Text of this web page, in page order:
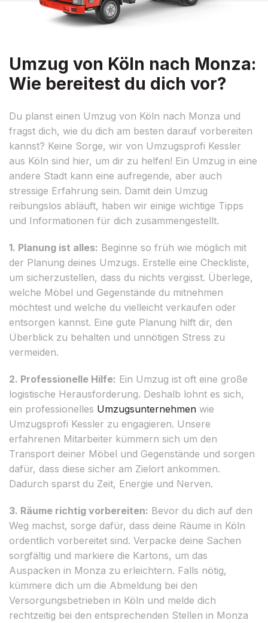
Umzug von Köln nach Monza:
Wie bereitest du dich vor?
Du planst einen Umzug von Köln nach Monza und
fragst dich, wie du dich am besten darauf vorbereiten
kannst? Keine Sorge, wir von Umzugsprofi Kessler
aus Köln sind hier, um dir zu helfen! Ein Umzug in eine
andere Stadt kann eine aufregende, aber auch
stressige Erfahrung sein. Damit dein Umzug
reibungslos abläuft, haben wir einige wichtige Tipps
und Informationen für dich zusammengestellt.
1. Planung ist alles: Beginne so früh wie möglich mit
der Planung deines Umzugs. Erstelle eine Checkliste,
um sicherzustellen, dass du nichts vergisst. Überlege,
welche Möbel und Gegenstände du mitnehmen
möchtest und welche du vielleicht verkaufen oder
entsorgen kannst. Eine gute Planung hilft dir, den
Überblick zu behalten und unnötigen Stress zu
vermeiden.
2. Professionelle Hilfe: Ein Umzug ist oft eine große
logistische Herausforderung. Deshalb lohnt es sich,
ein professionelles Umzugsunternehmen wie
Umzugsprofi Kessler zu engagieren. Unsere
erfahrenen Mitarbeiter kümmern sich um den
Transport deiner Möbel und Gegenstände und sorgen
dafür, dass diese sicher am Zielort ankommen.
Dadurch sparst du Zeit, Energie und Nerven.
3. Räume richtig vorbereiten: Bevor du dich auf den
Weg machst, sorge dafür, dass deine Räume in Köln
ordentlich vorbereitet sind. Verpacke deine Sachen
sorgfältig und markiere die Kartons, um das
Auspacken in Monza zu erleichtern. Falls nötig,
kümmere dich um die Abmeldung bei den
Versorgungsbetrieben in Köln und melde dich
rechtzeitig bei den entsprechenden Stellen in Monza